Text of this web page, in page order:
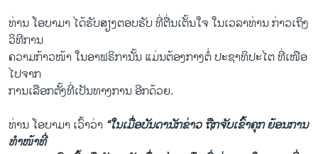
ທ່ານ ໂອບາມາ ໄດ້ຮັບສຽງຕອບຮັບ ທີ່ຕື່ນເຕັ້ນໃຈ ໃນເວລາທ່ານ ກ່າວເຖິງ
ວິທີການ
ຄວາມກ້າວໜ້າ ໃນອາຟຣິການັ້ນ ແມ່ນຕ້ອງກາງຕໍ່ ປະຊາທິປະໄຕ ທີ່ເໜືອ
ໄປຈາກ
ການເລືອກຕັ້ງທີ່ເປັນທາງການ ອີກດ້ວຍ.
ທ່ານ ໂອບາມາ ເວົ້າວ່າ “ໃນເມື່ອບັນດານັກຂ່າວ ຖືກຈັບເຂົ້າຄຸກ ຍ້ອນການ
ທຳໜ້າທີ່